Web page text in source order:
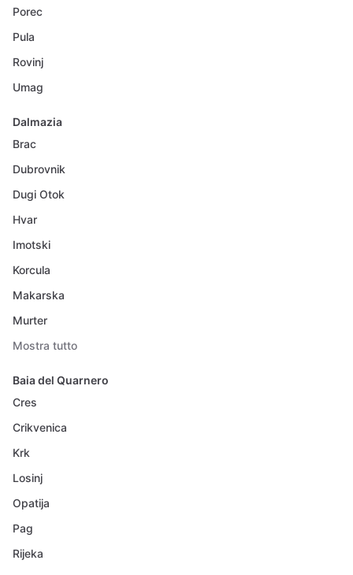
Porec
Pula
Rovinj
Umag
Dalmazia
Brac
Dubrovnik
Dugi Otok
Hvar
Imotski
Korcula
Makarska
Murter
Mostra tutto
Baia del Quarnero
Cres
Crikvenica
Krk
Losinj
Opatija
Pag
Rijeka